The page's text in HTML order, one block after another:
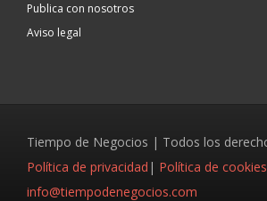
Publica con nosotros
Aviso legal
Tiempo de Negocios | Todos los
Política de privacidad | Política de cookies
info@tiempodenegocios.com